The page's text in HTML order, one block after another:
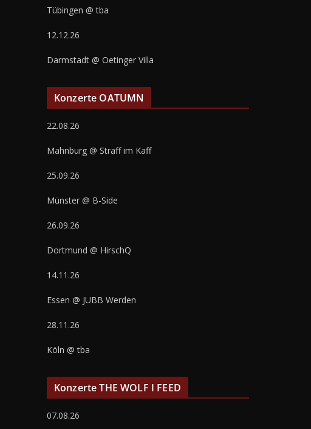
Tübingen @ tba
12.12.26
Darmstadt @ Oetinger Villa
Konzerte OATUMN
22.08.26
Mahnburg @ Straff im Kaff
25.09.26
Münster @ B-Side
26.09.26
Dortmund @ HirschQ
14.11.26
Essen @ JUBB Werden
28.11.26
Köln @ tba
Konzerte THE WOLF I FEED
07.08.26